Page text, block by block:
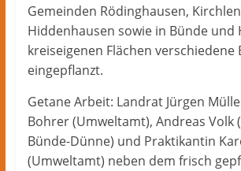
Gemeinden Rödinghausen,
Hiddenhausen sowie in Bünde und
kreiseigenen Flächen verschiedene
eingepflanzt.
Getane Arbeit: Landrat Jürgen
Bohrer (Umweltamt), Andreas Volk
Bünde-Dünne) und Praktikantin
(Umweltamt) neben dem frisch